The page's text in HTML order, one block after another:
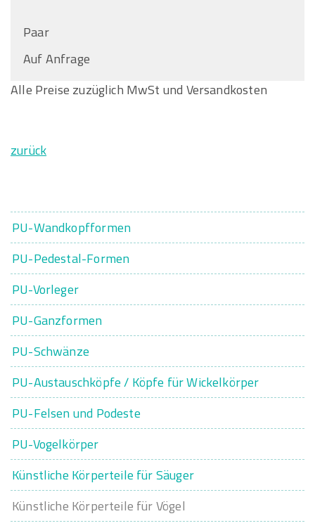
Paar
Auf Anfrage
Alle Preise zuzüglich MwSt und Versandkosten
zurück
PU-Wandkopfformen
PU-Pedestal-Formen
PU-Vorleger
PU-Ganzformen
PU-Schwänze
PU-Austauschköpfe / Köpfe für Wickelkörper
PU-Felsen und Podeste
PU-Vogelkörper
Künstliche Körperteile für Säuger
Künstliche Körperteile für Vögel